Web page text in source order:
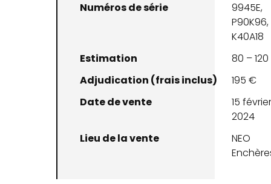
Numéros de série
9945E,
P90K96,
K40A18
Estimation
80 –
Adjudication (frais inclus)
195 €
Date de vente
15
2024
Lieu de la vente
NEO